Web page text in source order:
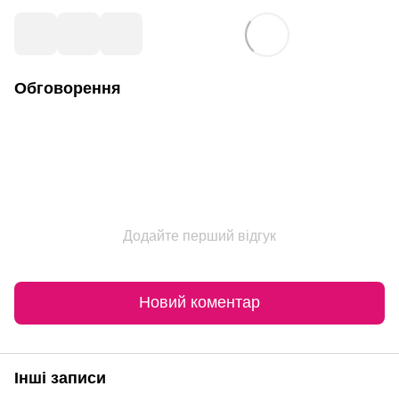
Обговорення
Додайте перший відгук
Новий коментар
Інші записи